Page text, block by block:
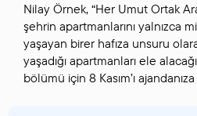
Nilay Örnek, “Her Umut Ortak
şehrin apartmanlarını yalnızca
yaşayan birer hafıza unsuru
yaşadığı apartmanları ele
bölümü için 8 Kasım’ı